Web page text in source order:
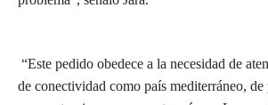
“Este pedido obedece a la necesidad de
de conectividad como país mediterráneo, de